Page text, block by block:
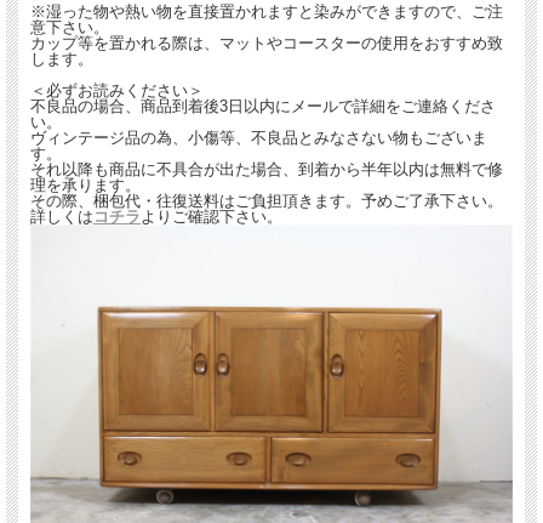
※湿った物や熱い物を直接置かれますと染みができますので、ご注
意下さい。
カップ等を置かれる際は、マットやコースターの使用をおすすめ致
します。
＜必ずお読みください＞
不良品の場合、商品到着後3日以内にメールで詳細をご連絡くださ
い。
ヴィンテージ品の為、小傷等、不良品とみなさない物もございま
す。
それ以降も商品に不具合が出た場合、到着から半年以内は無料で修
理を承ります。
その際、梱包代・往復送料はご負担頂きます。予めご了承下さい。
詳しくは コチラ よりご確認下さい。